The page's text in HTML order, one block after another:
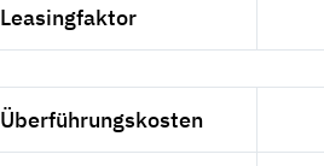
Leasingfaktor
Überführungskosten